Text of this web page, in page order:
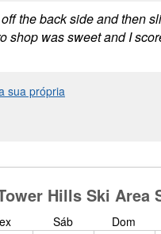
the back side and then
shop was sweet and I
sua própria